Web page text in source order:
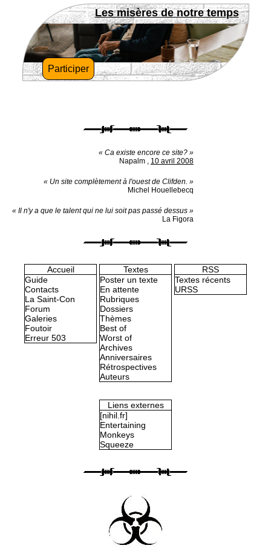
Les misères de notre temps
Participer
« Ca existe encore ce site? »
Napalm , 10 avril 2008
« Un site complètement à l'ouest de Clifden. »
Michel Houellebecq
« Il n'y a que le talent qui ne lui soit pas passé dessus »
La Figora
Accueil
Guide
Contacts
La Saint-Con
Forum
Galeries
Foutoir
Erreur 503
Textes
Poster un texte
En attente
Rubriques
Dossiers
Thèmes
Best of
Worst of
Archives
Anniversaires
Rétrospectives
Auteurs
RSS
Textes récents
URSS
Liens externes
[nihil.fr]
Entertaining
Monkeys
Squeeze